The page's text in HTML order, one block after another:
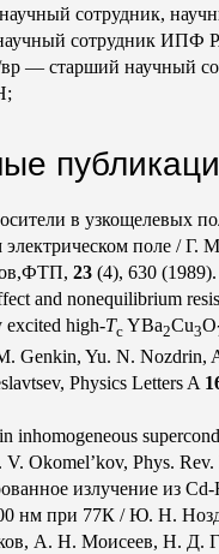
сотрудник,
сотрудник ИПФ
— старший научный
в узкощелевых
поле /Г.
23 (4), 630 (1989).
and nonequilibrium
excited high-Tc YBa2Cu3O
Genkin, Yu. N. Nozdrin,
Physics Letters A
inhomogeneous
Okomel’kov, Phys. Rev.
излучение из
нм при 77К /Ю. Н.
, А. Н. Моисеев, Н. Д.